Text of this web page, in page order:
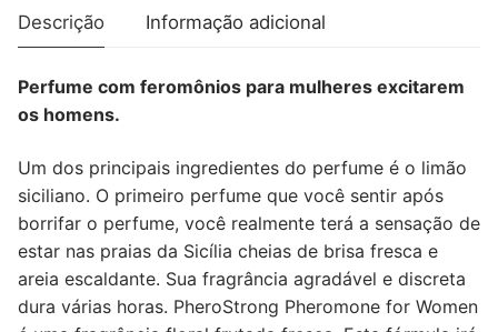
15
Descrição Informação adicional
Perfume com feromônios para mulheres excitarem
os homens.
Um dos principais ingredientes do perfume é o limão
siciliano. O primeiro perfume que você sentir após
borrifar o perfume, você realmente terá a sensação de
estar nas praias da Sicília cheias de brisa fresca e
areia escaldante. Sua fragrância agradável e discreta
dura várias horas. PheroStrong Pheromone for Women